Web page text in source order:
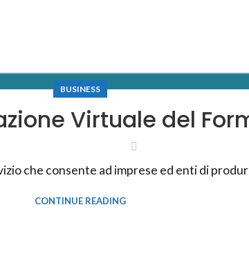
BUSINESS
Virtuale del
che consente ad imprese ed enti di
CONTINUE READING